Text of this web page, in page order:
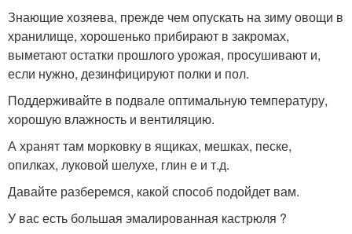
Знающие хозяева, прежде чем опускать на зиму овощи в
хранилище, хорошенько прибирают в закромах,
выметают остатки прошлого урожая, просушивают и,
если нужно, дезинфицируют полки и пол.
Поддерживайте в подвале оптимальную температуру,
хорошую влажность и вентиляцию.
А хранят там морковку в ящиках, мешках, песке,
опилках, луковой шелухе, глин е и т.д.
Давайте разберемся, какой способ подойдет вам.
У вас есть большая эмалированная кастрюля ?